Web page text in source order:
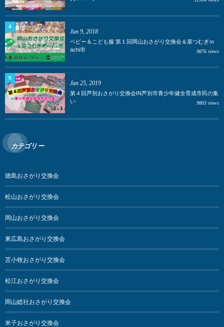
Jun 9, 2018
ベビー＆こども服 第１回岡山おさがり交換会＆菜つむぎｍ
achi市
9876 views
4
Jan 25, 2019
第４回芦別おさがり交換会IN芦別市青少年健全育成市民の集
い
9803 views
5
カテゴリー
徳島おさがり交換会
松山おさがり交換会
岡山おさがり交換会
東広島おさがり交換会
苫小牧おさがり交換会
松江おさがり交換会
岡山総社おさがり交換会
米子おさがり交換会